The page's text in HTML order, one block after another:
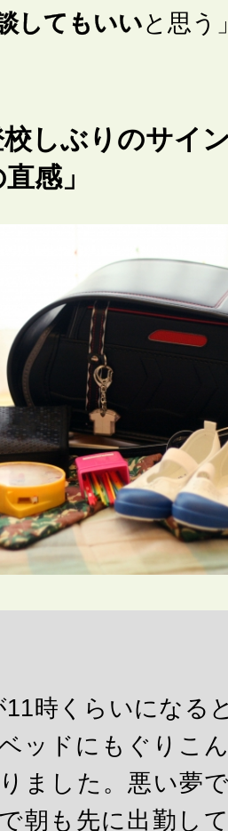
してもいいと思う
しぶりのサイ
感」
11時くらいになる
ッドにもぐりこ
ました。悪い夢
朝も先に出勤し